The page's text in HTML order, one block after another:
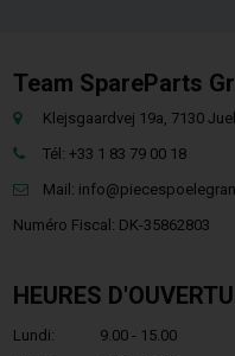
Team SpareParts
Klejsgaardvej 19a, 7130
Tél: +33 1 83 79 00 18
Mail:
Numéro Fiscal: DK-35862803
HEURES
Lundi:
9.00 - 15.00